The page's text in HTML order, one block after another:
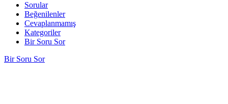
Sorular
Beğenilenler
Cevaplanmamış
Kategoriler
Bir Soru Sor
Bir Soru Sor